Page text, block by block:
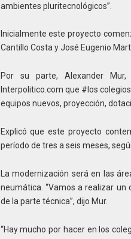
ambientes pluritecnológicos”.
Inicialmente este proyecto
Cantillo Costa y José Eugenio
Por su parte, Alexander
Interpolitico.com que #los
equipos nuevos, proyección,
Explicó que este proyecto
período de tres a seis meses,
La modernización será en las
neumática. “Vamos a realizar
de la parte técnica”, dijo Mur.
“Hay mucho por hacer en los